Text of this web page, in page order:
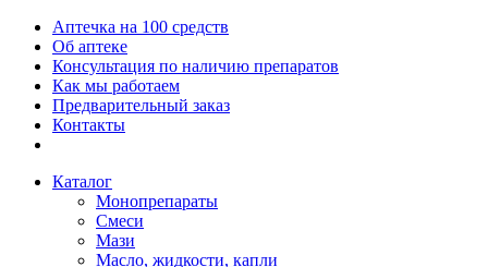
Аптечка на 100 средств
Об аптеке
Консультация по наличию препаратов
Как мы работаем
Предварительный заказ
Контакты
Каталог
Монопрепараты
Смеси
Мази
Масло, жидкости, капли